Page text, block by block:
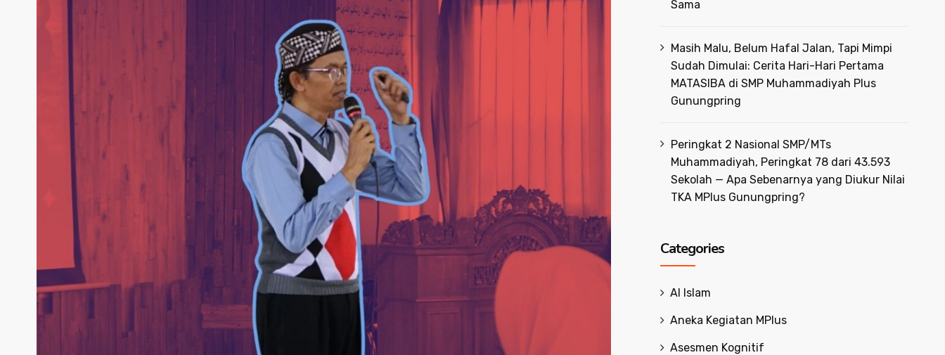
Sama
Masih Malu, Belum Hafal Jalan, Tapi Mimpi
Sudah Dimulai: Cerita Hari-Hari Pertama
MATASIBA di SMP Muhammadiyah Plus
Gunungpring
Peringkat 2 Nasional SMP/MTs
Muhammadiyah, Peringkat 78 dari 43.593
Sekolah — Apa Sebenarnya yang Diukur Nilai
TKA MPlus Gunungpring?
Categories
Al Islam
Aneka Kegiatan MPlus
Asesmen Kognitif